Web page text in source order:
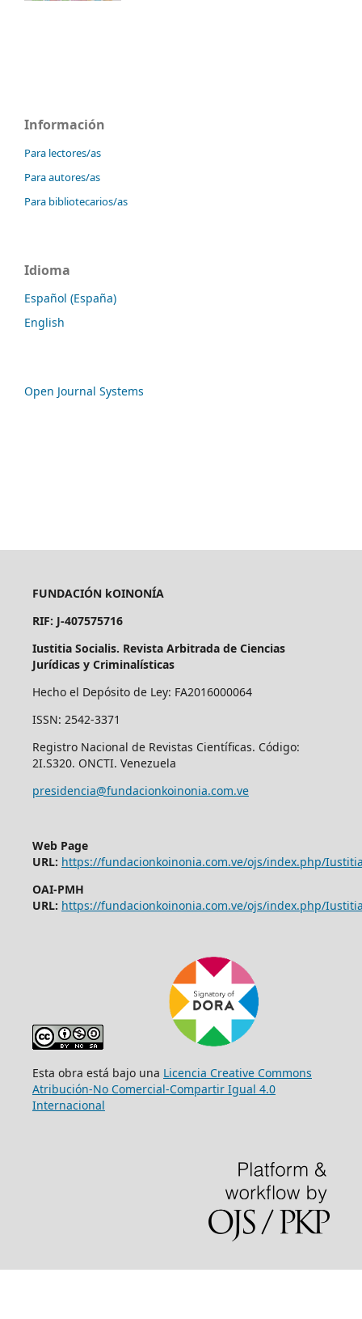
Información
Para lectores/as
Para autores/as
Para bibliotecarios/as
Idioma
Español (España)
English
Open Journal Systems
FUNDACIÓN kOINONÍA
RIF: J-407575716
Iustitia Socialis. Revista Arbitrada de Ciencias
Jurídicas y Criminalísticas
Hecho el Depósito de Ley: FA2016000064
ISSN: 2542-3371
Registro Nacional de Revistas Científicas. Código:
2I.S320. ONCTI. Venezuela
presidencia@fundacionkoinonia.com.ve
Web Page
URL: https://fundacionkoinonia.com.ve/ojs/index.php/
OAI-PMH
URL: https://fundacionkoinonia.com.ve/ojs/index.php/
Esta obra está bajo una Licencia Creative Commons
Atribución-No Comercial-Compartir Igual 4.0
Internacional